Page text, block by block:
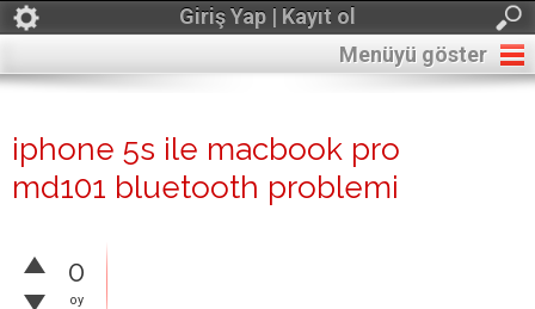
Giriş Yap | Kayıt ol
Menüyü göster
iphone 5s ile macbook pro
md101 bluetooth problemi
0
oy